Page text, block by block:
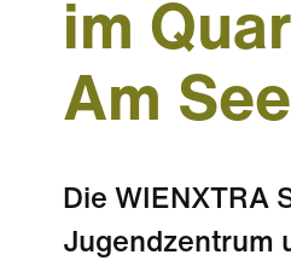
im
Am
Die WIENXTRA
Jugendzentrum